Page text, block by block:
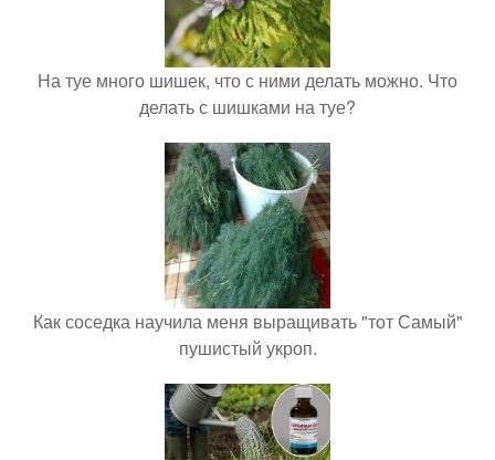
На туе много шишек, что с ними делать можно. Что
делать с шишками на туе?
Как соседка научила меня выращивать "тот Самый"
пушистый укроп.